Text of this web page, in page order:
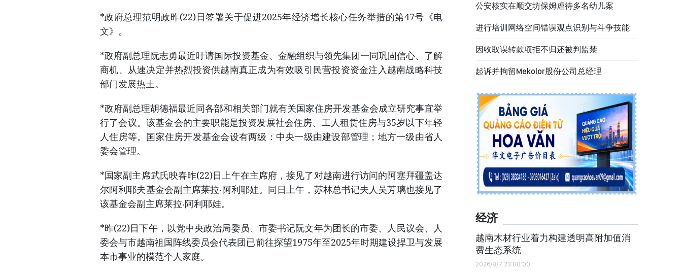
*政府总理范明政昨(22)日签署关于促进2025年经济增长核心任务举措的第47号《电
文》。
*政府副总理阮志勇最近吁请国际投资基金、金融组织与领先集团一同巩固信心、了解
商机、从速决定并热烈投资供越南真正成为有效吸引民营投资资金注入越南战略科技
部门发展热土。
*政府副总理胡德福最近同各部和相关部门就有关国家住房开发基金会成立研究事宜举
行了会议。该基金会的主要职能是投资发展社会住房、工人租赁住房与35岁以下年轻
人住房等。国家住房开发基金会设有两级：中央一级由建设部管理；地方一级由省人
委会管理。
*国家副主席武氏映春昨(22)日上午在主席府，接见了对越南进行访问的阿塞拜疆盖达
尔阿利耶夫基金会副主席莱拉‧阿利耶娃。同日上午，苏林总书记夫人吴芳璃也接见了
该基金会副主席莱拉‧阿利耶娃。
*昨(22)日下午，以党中央政治局委员、市委书记阮文年为团长的市委、人民议会、人
委会与市越南祖国阵线委员会代表团已前往探望1975年至2025年时期建设捍卫与发展
本市事业的模范个人家庭。
公安核实在顺交坊保姆虐待多名幼儿案
进行培训网络空间错误观点识别与斗争技能
因收取误转款项拒不归还被判监禁
起诉并拘留Mekolor股份公司总经理
经济
越南木材行业着力构建透明高附加值消
费生态系统
2026/8/7 23:00:00